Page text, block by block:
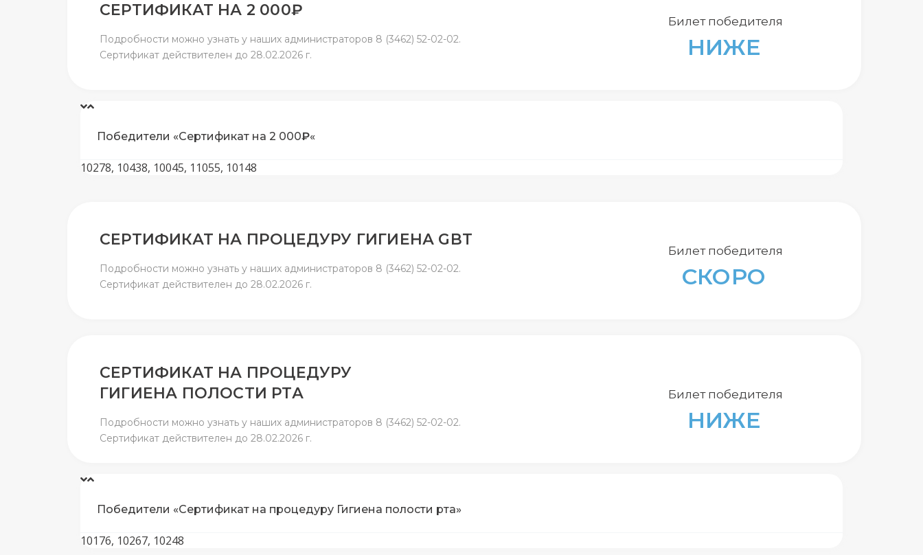
СЕРТИФИКАТ НА 2 000₽
Подробности можно узнать у наших администраторов 8 (3462) 52-02-02.
Сертификат действителен до 28.02.2026 г.
Билет победителя
НИЖЕ
Победители «Сертификат на 2 000₽«
10278, 10438, 10045, 11055, 10148
СЕРТИФИКАТ НА ПРОЦЕДУРУ ГИГИЕНА GBT
Подробности можно узнать у наших администраторов 8 (3462) 52-02-02.
Сертификат действителен до 28.02.2026 г.
Билет победителя
СКОРО
СЕРТИФИКАТ НА ПРОЦЕДУРУ
ГИГИЕНА ПОЛОСТИ РТА
Подробности можно узнать у наших администраторов 8 (3462) 52-02-02.
Сертификат действителен до 28.02.2026 г.
Билет победителя
НИЖЕ
Победители «Сертификат на процедуру Гигиена полости рта»
10176, 10267, 10248